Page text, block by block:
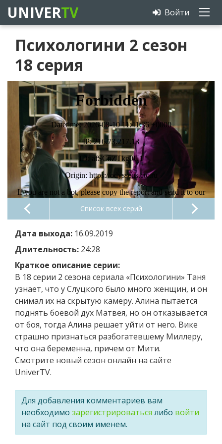
UNIVERTV Войти
Психологини 2 сезон
18 серия
Список всех серий
Дата выхода: 16.09.2019
Длительность: 24:28
Краткое описание серии:
В 18 серии 2 сезона сериала «Психологини» Таня
узнает, что у Слуцкого было много женщин, и он
снимал их на скрытую камеру. Алина пытается
поднять боевой дух Матвея, но он отказывается
от боя, тогда Алина решает уйти от него. Вике
страшно признаться разбогатевшему Миллеру,
что она беременна, причем от Мити.
Смотрите новый сезон онлайн на сайте
UniverTV.
Для добавления комментариев вам
необходимо зарегистрироваться либо войти
на сайт под своим именем.